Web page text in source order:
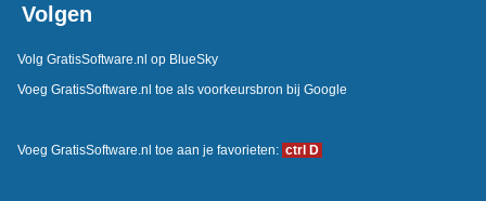
Volgen
Volg GratisSoftware.nl op BlueSky
Voeg GratisSoftware.nl toe als voorkeursbron bij Google
Voeg GratisSoftware.nl toe aan je favorieten: ctrl D